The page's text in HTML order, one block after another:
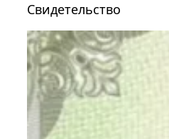
Свидетельство